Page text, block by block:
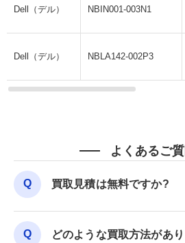
Dell（デル） NBIN001-003N1
Dell（デル） NBLA142-002P3
よくあるご
買取見積は無料ですか?
どのような買取方法があ